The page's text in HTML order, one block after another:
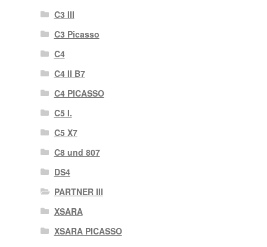
C3 III
C3 Picasso
C4
C4 II B7
C4 PICASSO
C5 I.
C5 X7
C8 und 807
DS4
PARTNER III
XSARA
XSARA PICASSO